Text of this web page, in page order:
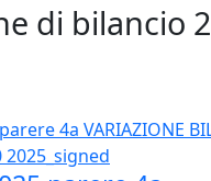
di bilancio